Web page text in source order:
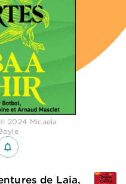
2024 Micaela
notifications_none_outlined
de Laia,